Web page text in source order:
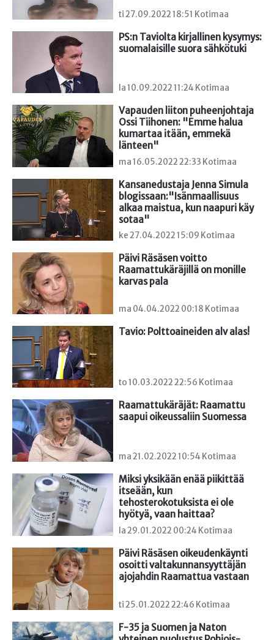
ti 27.09.2022 18:51 Kotimaa
PS:n Taviolta kirjallinen kysymys:
suomalaisille suora sähkötuki
la 10.09.2022 11:24 Kotimaa
Vapauden liiton puheenjohtaja
Ossi Tiihonen: "Emme halua
kumartaa itään, emmekä
länteen"
ma 16.05.2022 22:33 Kotimaa
Kansanedustaja Jenna Simula
blogissaan:"Isänmaallisuus
alkaa maistua, kun naapuri käy
sotaa"
ke 27.04.2022 15:09 Kotimaa
Päivi Räsäsen voitto
Raamattukäräjillä on monille
karvas pala
ma 04.04.2022 00:18 Kotimaa
Tavio: Polttoaineiden alv alas!
to 10.03.2022 22:56 Kotimaa
Raamattukäräjät: Raamattu
saapui oikeussaliin Suomessa
ma 21.02.2022 10:54 Kotimaa
Miksi yksikään enää piikittää
itseään, kun
tehosterokotuksista ei ole
hyötyä, vaan haittaa?
la 29.01.2022 00:24 Kotimaa
Päivi Räsäsen oikeudenkäynti
osoitti valtakunnansyyttäjän
ajojahdin Raamattua vastaan
ti 25.01.2022 22:46 Kotimaa
F-35 ja Suomen ja Naton